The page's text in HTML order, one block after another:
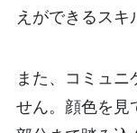
えができるスキ
また、コミュニ
せん。顔色を見